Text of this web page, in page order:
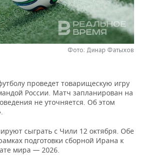
Фото: Динар Фатыхов
проведет товарищескую игру
России. Матч запланирован на
не уточняется. Об этом
сыграть с Чили 12 октября. Обе
подготовки сборной Ирана к
мира — 2026.